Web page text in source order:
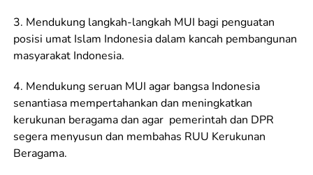
3. Mendukung langkah-langkah MUI bagi penguatan
posisi umat Islam Indonesia dalam kancah pembangunan
masyarakat Indonesia.
4. Mendukung seruan MUI agar bangsa Indonesia
senantiasa mempertahankan dan meningkatkan
kerukunan beragama dan agar pemerintah dan DPR
segera menyusun dan membahas RUU Kerukunan
Beragama.